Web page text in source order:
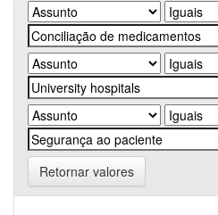
Retornar valores